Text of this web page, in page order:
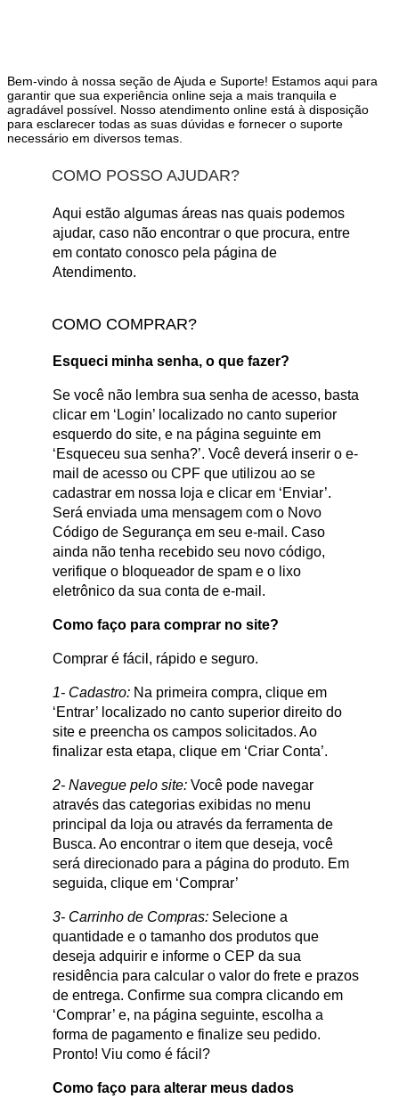
Bem-vindo à nossa seção de Ajuda e Suporte! Estamos aqui para
garantir que sua experiência online seja a mais tranquila e
agradável possível. Nosso atendimento online está à disposição
para esclarecer todas as suas dúvidas e fornecer o suporte
necessário em diversos temas.
COMO POSSO AJUDAR?
Aqui estão algumas áreas nas quais podemos
ajudar, caso não encontrar o que procura, entre
em contato conosco pela página de
Atendimento.
COMO COMPRAR?
Esqueci minha senha, o que fazer?
Se você não lembra sua senha de acesso, basta
clicar em ‘Login’ localizado no canto superior
esquerdo do site, e na página seguinte em
‘Esqueceu sua senha?’. Você deverá inserir o e-
mail de acesso ou CPF que utilizou ao se
cadastrar em nossa loja e clicar em ‘Enviar’.
Será enviada uma mensagem com o Novo
Código de Segurança em seu e-mail. Caso
ainda não tenha recebido seu novo código,
verifique o bloqueador de spam e o lixo
eletrônico da sua conta de e-mail.
Como faço para comprar no site?
Comprar é fácil, rápido e seguro.
1- Cadastro: Na primeira compra, clique em
‘Entrar’ localizado no canto superior direito do
site e preencha os campos solicitados. Ao
finalizar esta etapa, clique em ‘Criar Conta’.
2- Navegue pelo site: Você pode navegar
através das categorias exibidas no menu
principal da loja ou através da ferramenta de
Busca. Ao encontrar o item que deseja, você
será direcionado para a página do produto. Em
seguida, clique em ‘Comprar’
3- Carrinho de Compras: Selecione a
quantidade e o tamanho dos produtos que
deseja adquirir e informe o CEP da sua
residência para calcular o valor do frete e prazos
de entrega. Confirme sua compra clicando em
‘Comprar’ e, na página seguinte, escolha a
forma de pagamento e finalize seu pedido.
Pronto! Viu como é fácil?
Como faço para alterar meus dados